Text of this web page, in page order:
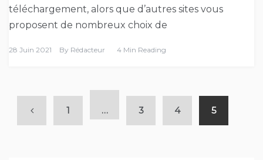
téléchargement, alors que d’autres sites vous
proposent de nombreux choix de
28 Juin 2021 By Rédacteur 4 Min Reading
1 … 3 4 5